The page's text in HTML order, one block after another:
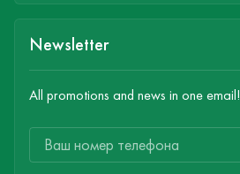
Newsletter
All promotions and news in one email!